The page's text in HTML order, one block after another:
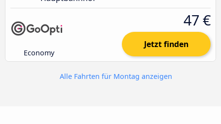
Economy
47 €
Jetzt finden
Alle Fahrten für Montag anzeigen